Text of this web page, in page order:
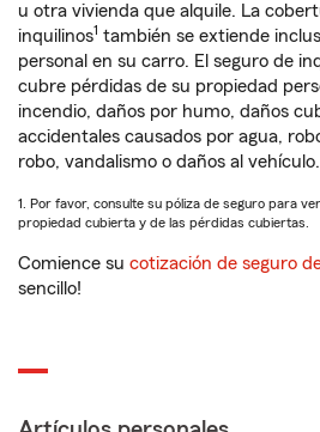
u otra vivienda que alquile. La
inquilinos1 también se extiende
personal en su carro. El seguro de
cubre pérdidas de su propiedad
incendio, daños por humo, daños
accidentales causados por agua,
robo, vandalismo o daños al vehículo.
1. Por favor, consulte su póliza de seguro para
propiedad cubierta y de las pérdidas cubiertas.
Comience su cotización de seguro
sencillo!